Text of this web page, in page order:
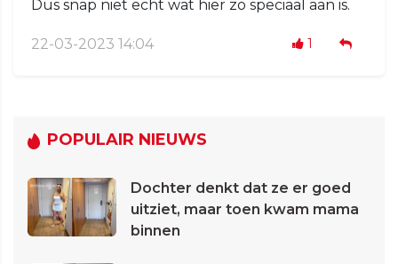
Dus snap niet echt wat hier zo speciaal aan is.
22-03-2023 14:04 1
POPULAIR NIEUWS
Dochter denkt dat ze er goed
uitziet, maar toen kwam mama
binnen